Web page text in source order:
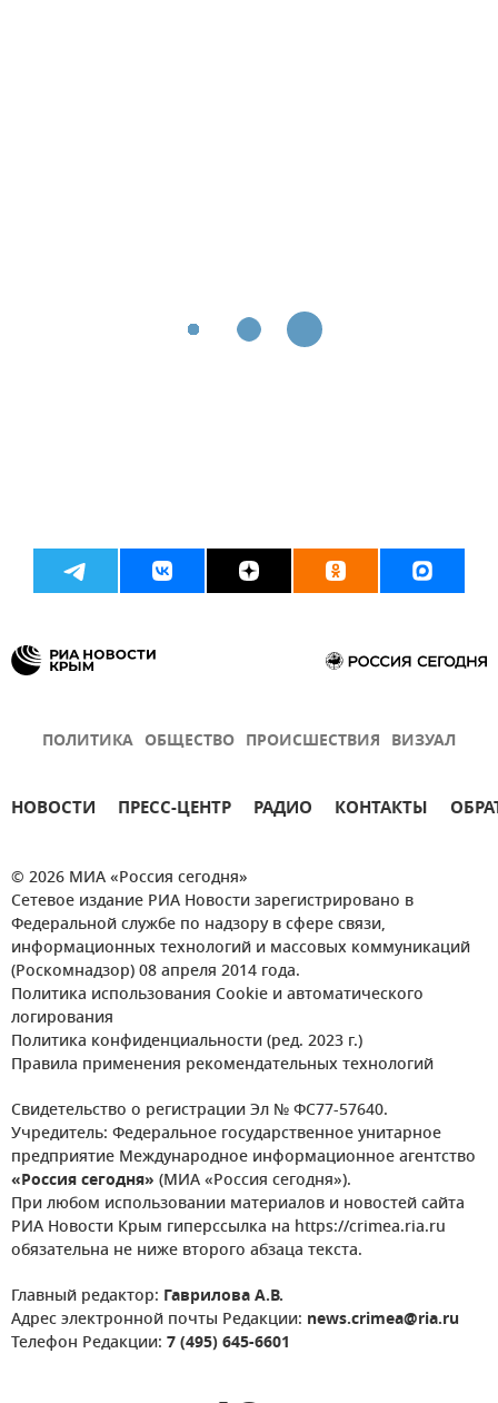
ПОЛИТИКА ОБЩЕСТВО ПРОИСШЕСТВИЯ ВИЗУАЛ
НОВОСТИ ПРЕСС-ЦЕНТР РАДИО КОНТАКТЫ
© 2026 МИА «Россия сегодня»
Сетевое издание РИА Новости зарегистрировано в
Федеральной службе по надзору в сфере связи,
информационных технологий и массовых коммуникаций
(Роскомнадзор) 08 апреля 2014 года.
Политика использования Cookie и автоматического
логирования
Политика конфиденциальности (ред. 2023 г.)
Правила применения рекомендательных технологий
Свидетельство о регистрации Эл № ФС77-57640.
Учредитель: Федеральное государственное унитарное
предприятие Международное информационное агентство
«Россия сегодня» (МИА «Россия сегодня»).
При любом использовании материалов и новостей сайта
РИА Новости Крым гиперссылка на https://crimea.ria.ru
обязательна не ниже второго абзаца текста.
Главный редактор: Гаврилова А.В.
Адрес электронной почты Редакции: news.crimea@ria.ru
Телефон Редакции: 7 (495) 645-6601